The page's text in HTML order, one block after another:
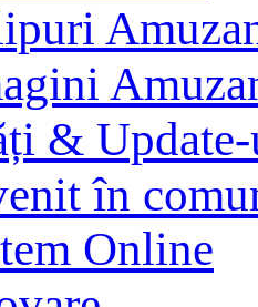
&
în
Online